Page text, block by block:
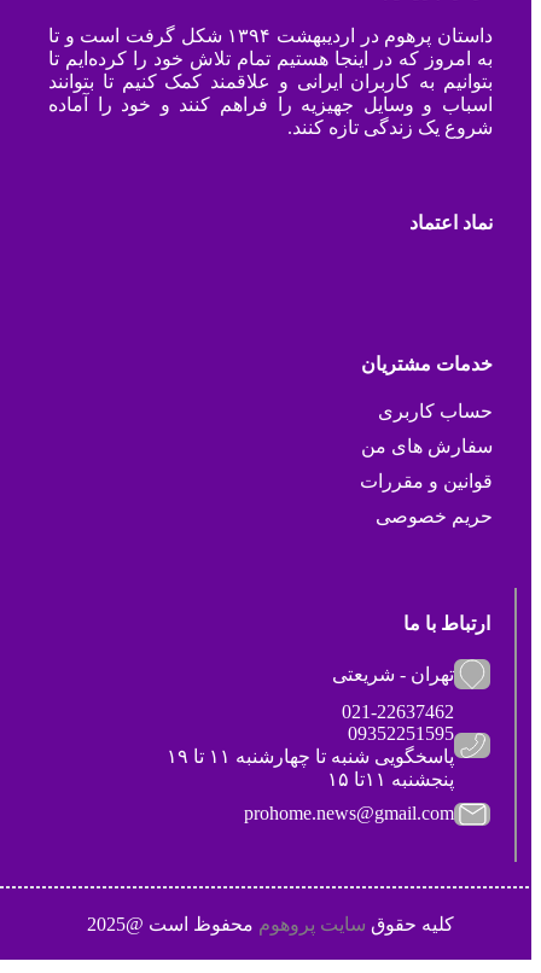
داستان پرهوم در اردیبهشت ۱۳۹۴ شکل گرفت است و تا
به امروز که در اینجا هستیم تمام تلاش خود را کرده‌ایم تا
بتوانیم به کاربران ایرانی و علاقمند کمک کنیم تا بتوانند
اسباب و وسایل جهیزیه را فراهم کنند و خود را آماده
شروع یک زندگی تازه کنند.
نماد اعتماد
خدمات مشتریان
حساب کاربری
سفارش های من
قوانین و مقررات
حریم خصوصی
ارتباط با ما
تهران - شریعتی
021-22637462
09352251595
پاسخگویی شنبه تا چهارشنبه ۱۱ تا ۱۹
پنجشنبه ۱۱تا ۱۵
prohome.news@gmail.com
کلیه حقوقسایت پروهوممحفوظ است @2025